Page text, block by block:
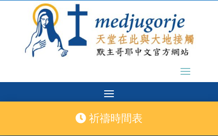
祈禱時間表